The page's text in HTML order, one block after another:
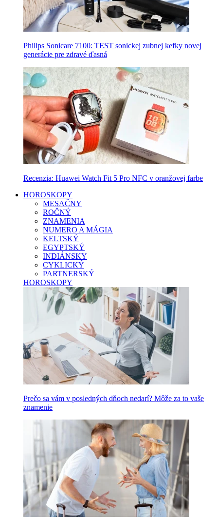
Philips Sonicare 7100: TEST sonickej zubnej kefky novej
generácie pre zdravé ďasná
Recenzia: Huawei Watch Fit 5 Pro NFC v oranžovej farbe
HOROSKOPY
MESAČNY
ROČNÝ
ZNAMENIA
NUMERO A MÁGIA
KELTSKÝ
EGYPTSKÝ
INDIÁNSKY
CYKLICKÝ
PARTNERSKÝ
HOROSKOPY
Prečo sa vám v posledných dňoch nedarí? Môže za to vaše
znamenie